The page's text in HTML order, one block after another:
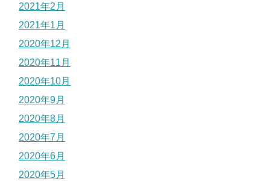
2021年2月
2021年1月
2020年12月
2020年11月
2020年10月
2020年9月
2020年8月
2020年7月
2020年6月
2020年5月